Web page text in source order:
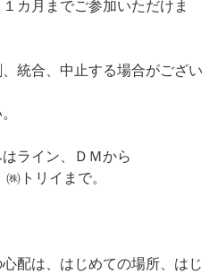
カ月までご参加いただけま
統合、中止する場合がござい
ライン、ＤＭから
トリイまで。
配は、はじめての場所、はじ